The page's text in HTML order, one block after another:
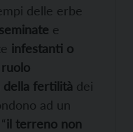
delle erbe
e
infestanti o
ruolo
della fertilità dei
ad un
il terreno non